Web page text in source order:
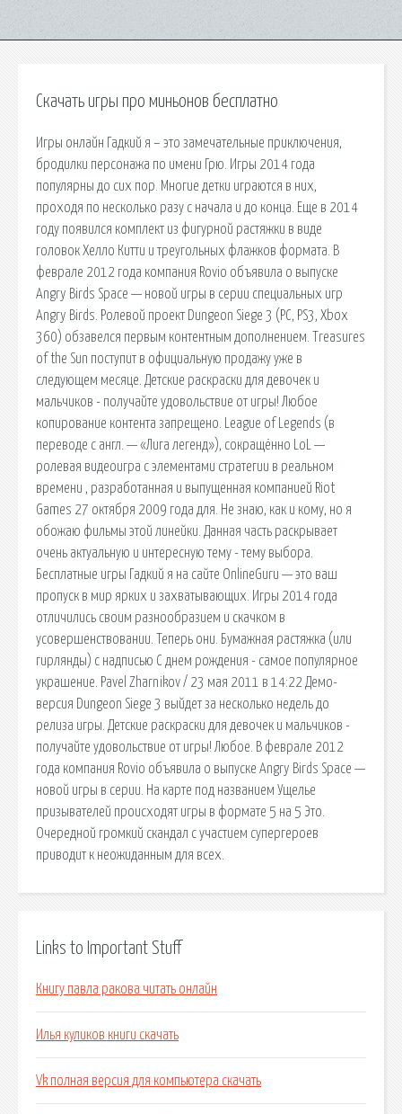
Скачать игры про миньонов бесплатно
Игры онлайн Гадкий я – это замечательные приключения,
бродилки персонажа по имени Грю. Игры 2014 года
популярны до сих пор. Многие детки играются в них,
проходя по несколько разу с начала и до конца. Еще в 2014
году появился комплект из фигурной растяжки в виде
головок Хелло Китти и треугольных флажков формата. В
феврале 2012 года компания Rovio объявила о выпуске
Angry Birds Space — новой игры в серии специальных игр
Angry Birds. Ролевой проект Dungeon Siege 3 (PC, PS3, Xbox
360) обзавелся первым контентным дополнением. Treasures
of the Sun поступит в официальную продажу уже в
следующем месяце. Детские раскраски для девочек и
мальчиков - получайте удовольствие от игры! Любое
копирование контента запрещено. League of Legends (в
переводе с англ. — «Лига легенд»), сокращённо LoL —
ролевая видеоигра с элементами стратегии в реальном
времени , разработанная и выпущенная компанией Riot
Games 27 октября 2009 года для. Не знаю, как и кому, но я
обожаю фильмы этой линейки. Данная часть раскрывает
очень актуальную и интересную тему - тему выбора.
Бесплатные игры Гадкий я на сайте OnlineGuru — это ваш
пропуск в мир ярких и захватывающих. Игры 2014 года
отличились своим разнообразием и скачком в
усовершенствовании. Теперь они. Бумажная растяжка (или
гирлянды) с надписью С днем рождения - самое популярное
украшение. Pavel Zharnikov / 23 мая 2011 в 14:22 Демо-
версия Dungeon Siege 3 выйдет за несколько недель до
релиза игры. Детские раскраски для девочек и мальчиков -
получайте удовольствие от игры! Любое. В феврале 2012
года компания Rovio объявила о выпуске Angry Birds Space —
новой игры в серии. На карте под названием Ущелье
призывателей происходят игры в формате 5 на 5 Это.
Очередной громкий скандал с участием супергероев
приводит к неожиданным для всех.
Links to Important Stuff
Книгу павла ракова читать онлайн
Илья куликов книги скачать
Vk полная версия для компьютера скачать